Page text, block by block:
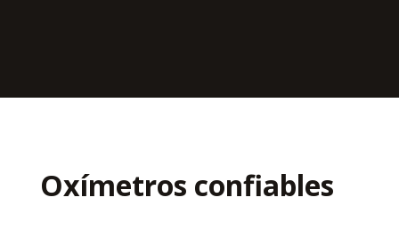
Oxímetros confiables